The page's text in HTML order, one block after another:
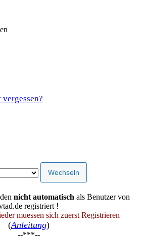
vergessen?
nicht automatisch als Benutzer von
registriert !
muessen sich zuerst Registrieren
(Anleitung)
--***--